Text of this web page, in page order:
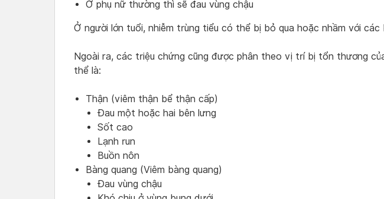
Ở phụ nữ thường thì sẽ đau vùng chậu
Ở người lớn tuổi, nhiễm trùng tiểu có thể bị bỏ qua hoặc nhầm với các
Ngoài ra, các triệu chứng cũng được phân theo vị trí bị tổn thương
thể là:
Thận (viêm thận bể thận cấp)
Đau một hoặc hai bên lưng
Sốt cao
Lạnh run
Buồn nôn
Bàng quang (Viêm bàng quang)
Đau vùng chậu